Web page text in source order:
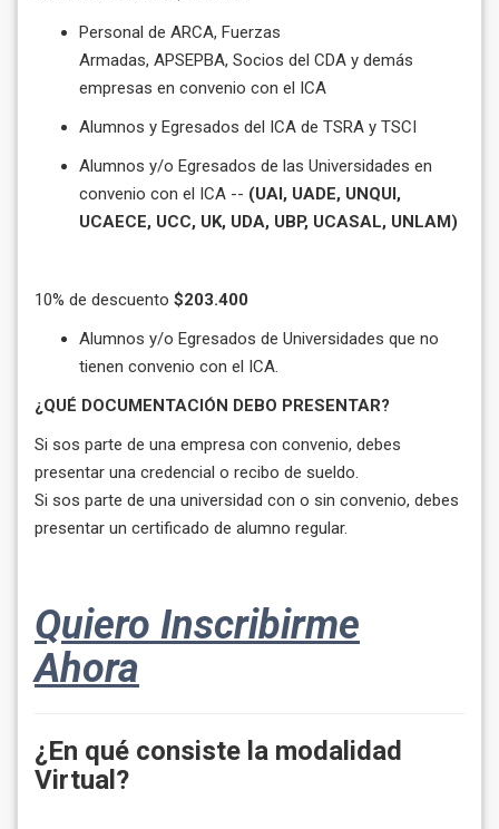
Personal de ARCA, Fuerzas
Armadas, APSEPBA, Socios del CDA y demás
empresas en convenio con el ICA
Alumnos y Egresados del ICA de TSRA y TSCI
Alumnos y/o Egresados de las Universidades en
convenio con el ICA -- (UAI, UADE, UNQUI,
UCAECE, UCC, UK, UDA, UBP, UCASAL, UNLAM)
10% de descuento $203.400
Alumnos y/o Egresados de Universidades que no
tienen convenio con el ICA.
¿QUÉ DOCUMENTACIÓN DEBO PRESENTAR?
Si sos parte de una empresa con convenio, debes
presentar una credencial o recibo de sueldo.
Si sos parte de una universidad con o sin convenio, debes
presentar un certificado de alumno regular.
Quiero Inscribirme
Ahora
¿En qué consiste la modalidad
Virtual?